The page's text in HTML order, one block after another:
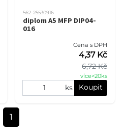
562-25530916
diplom A5 MFP DIP04-
016
Cena s DPH
6,72 Kč
4,37 Kč
více>20ks
ks Koupit
1